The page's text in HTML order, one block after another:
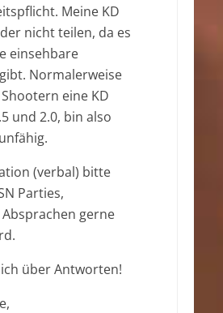
Meine KD
nicht teilen, da es
einsehbare
Normalerweise
eine KD
und 2.0, bin also
(verbal) bitte
Parties,
gerne
über Antworten!